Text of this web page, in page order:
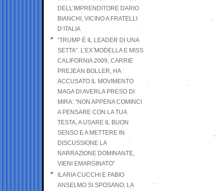
DELL’IMPRENDITORE DARIO
BIANCHI, VICINO A FRATELLI
D’ITALIA
“TRUMP È IL LEADER DI UNA
SETTA”. L’EX MODELLA E MISS
CALIFORNIA 2009, CARRIE
PREJEAN BOLLER, HA
ACCUSATO IL MOVIMENTO
MAGA DI AVERLA PRESO DI
MIRA: “NON APPENA COMINCI
A PENSARE CON LA TUA
TESTA, A USARE IL BUON
SENSO E A METTERE IN
DISCUSSIONE LA
NARRAZIONE DOMINANTE,
VIENI EMARGINATO”
ILARIA CUCCHI E FABIO
ANSELMO SI SPOSANO; LA